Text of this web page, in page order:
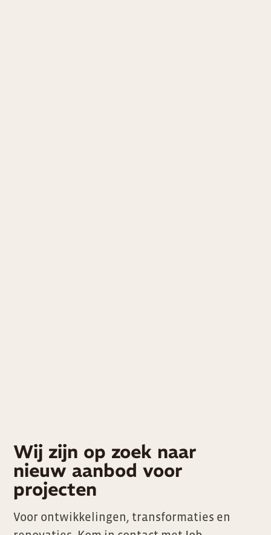
Wij zijn op zoek naar
nieuw aanbod voor
projecten
Voor ontwikkelingen, transformaties en